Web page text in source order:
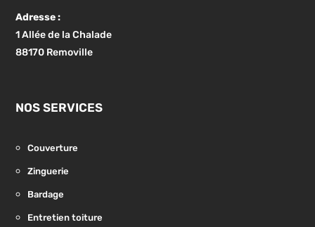
Adresse :
1 Allée de la Chalade
88170 Removille
NOS SERVICES
Couverture
Zinguerie
Bardage
Entretien toiture